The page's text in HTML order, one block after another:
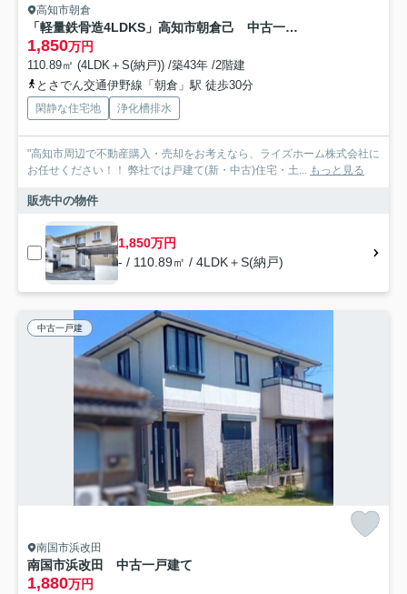
高知市朝倉
「軽量鉄骨造4LDKS」高知市朝倉己 中古一戸建
1,850万円
110.89㎡ (4LDK＋S(納戸)) /築43年 /2階建
とさでん交通伊野線「朝倉」駅 徒歩30分
閑静な住宅地 浄化槽排水
"高知市周辺で不動産購入・売却をお考えなら、ライズホーム株式会社に
お任せください！！ 弊社では戸建て(新・中古)住宅・土... もっと見る
販売中の物件
1,850万円
- / 110.89㎡ / 4LDK＋S(納戸)
中古一戸建
南国市浜改田
南国市浜改田 中古一戸建て
1,880万円